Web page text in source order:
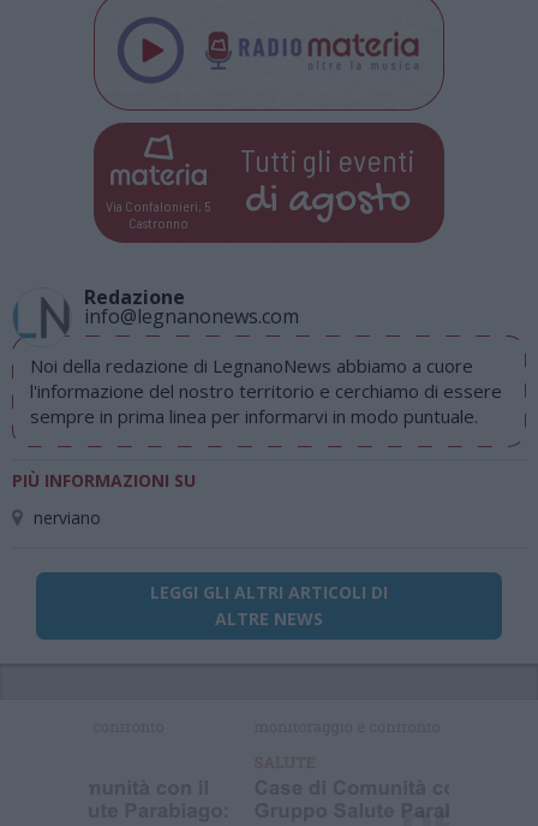
Via Confalonieri, 5
Castronno
Tutti gli eventi
di agosto
Redazione
info@legnanonews.com
Noi della redazione di LegnanoNews abbiamo a cuore
l'informazione del nostro territorio e cerchiamo di essere
sempre in prima linea per informarvi in modo puntuale.
PIÙ INFORMAZIONI SU
nerviano
LEGGI GLI ALTRI ARTICOLI DI
ALTRE NEWS